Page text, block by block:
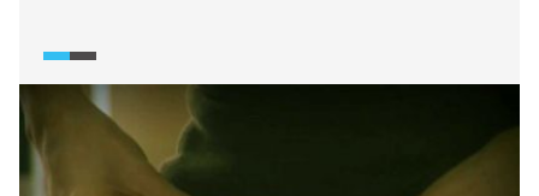
Nahlédneme do života několika žen, které si
s úzkostmi a strachem z jídla prožily své.